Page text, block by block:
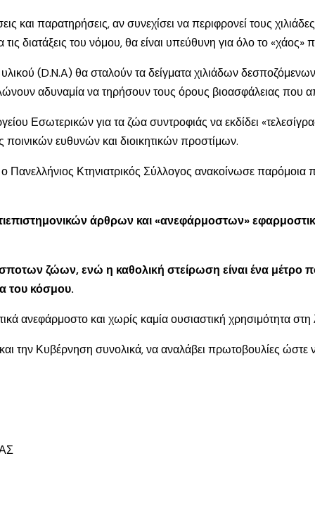
και παρατηρήσεις, αν συνεχίσει να περιφρονεί τους
διατάξεις του νόμου, θα είναι υπεύθυνη για όλο το «χάος»
(D.N.A) θα σταλούν τα δείγματα χιλιάδων
αδυναμία να τηρήσουν τους όρους βιοασφάλειας που
Εσωτερικών για τα ζώα συντροφιάς να εκδίδει
ευθυνών και διοικητικών προστίμων.
Πανελλήνιος Κτηνιατρικός Σύλλογος ανακοίνωσε
άρθρων και «ανεφάρμοστων»
ζώων, ενώ η καθολική στείρωση είναι ένα μέτρο
του κόσμου.
ανεφάρμοστο και χωρίς καμία ουσιαστική
την Κυβέρνηση συνολικά, να αναλάβει πρωτοβουλίες ώστε